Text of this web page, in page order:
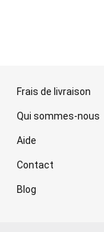
Frais de livraison
Qui sommes-nous
Aide
Contact
Blog